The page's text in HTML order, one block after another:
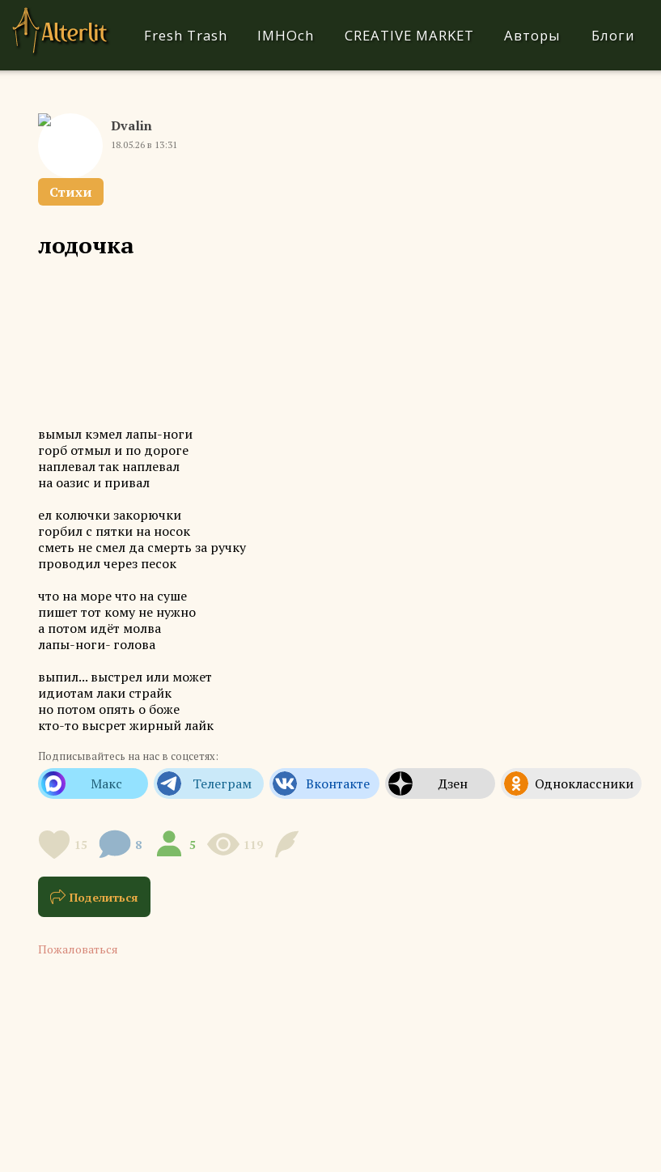
Fresh Trash IMHOch CREATIVE MARKET Авторы Блоги
Dvalin
18.05.26 в 13:31
Стихи
лодочка
вымыл кэмел лапы-ноги
горб отмыл и по дороге
наплевал так наплевал
на оазис и привал
ел колючки закорючки
горбил с пятки на носок
сметь не смел да смерть за ручку
проводил через песок
что на море что на суше
пишет тот кому не нужно
а потом идёт молва
лапы-ноги- голова
выпил... выстрел или может
идиотам лаки страйк
но потом опять о боже
кто-то высрет жирный лайк
Подписывайтесь на нас в соцсетях:
15 8 5 119
Поделиться
Пожаловаться